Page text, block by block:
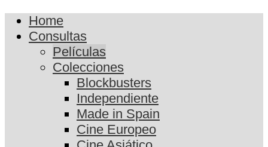
Home
Consultas
Películas
Colecciones
Blockbusters
Independiente
Made in Spain
Cine Europeo